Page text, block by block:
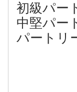
初級パ
中堅パ
パート